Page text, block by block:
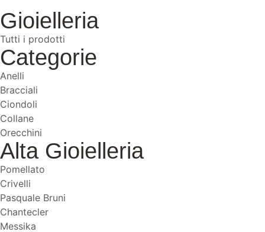
Gioielleria
Tutti i prodotti
Categorie
Anelli
Bracciali
Ciondoli
Collane
Orecchini
Alta Gioielleria
Pomellato
Crivelli
Pasquale Bruni
Chantecler
Messika